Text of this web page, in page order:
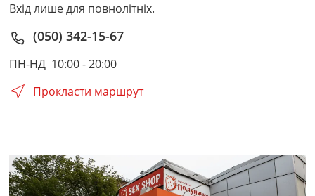
Вхід лише для повнолітніх.
(050) 342-15-67
ПН-НД 10:00 - 20:00
Прокласти маршрут